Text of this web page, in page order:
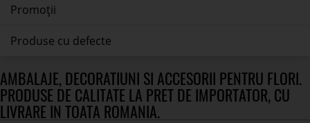
Promoții
Produse cu defecte
AMBALAJE, DECORATIUNI SI ACCESORII PENTRU FLORI.
PRODUSE DE CALITATE LA PRET DE IMPORTATOR, CU
LIVRARE IN TOATA ROMANIA.